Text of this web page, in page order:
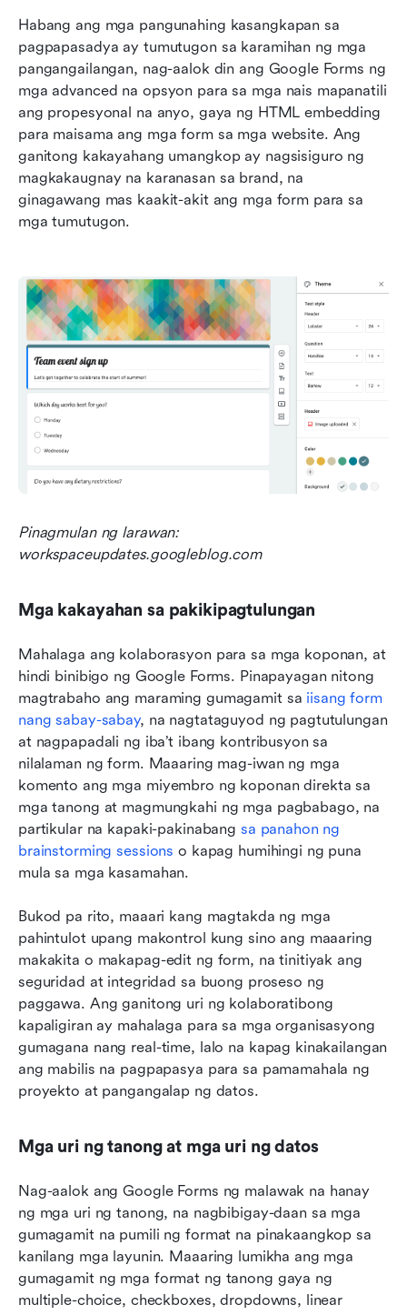
Habang ang mga pangunahing kasangkapan sa
pagpapasadya ay tumutugon sa karamihan ng mga
pangangailangan, nag-aalok din ang Google Forms ng
mga advanced na opsyon para sa mga nais mapanatili
ang propesyonal na anyo, gaya ng HTML embedding
para maisama ang mga form sa mga website. Ang
ganitong kakayahang umangkop ay nagsisiguro ng
magkakaugnay na karanasan sa brand, na
ginagawang mas kaakit-akit ang mga form para sa
mga tumutugon.
Pinagmulan ng larawan:
workspaceupdates.googleblog.com
Mga kakayahan sa pakikipagtulungan
Mahalaga ang kolaborasyon para sa mga koponan, at
hindi binibigo ng Google Forms. Pinapayagan nitong
magtrabaho ang maraming gumagamit sa iisang form
nang sabay-sabay, na nagtataguyod ng pagtutulungan
at nagpapadali ng iba’t ibang kontribusyon sa
nilalaman ng form. Maaaring mag-iwan ng mga
komento ang mga miyembro ng koponan direkta sa
mga tanong at magmungkahi ng mga pagbabago, na
partikular na kapaki-pakinabang sa panahon ng
brainstorming sessions o kapag humihingi ng puna
mula sa mga kasamahan.
Bukod pa rito, maaari kang magtakda ng mga
pahintulot upang makontrol kung sino ang maaaring
makakita o makapag-edit ng form, na tinitiyak ang
seguridad at integridad sa buong proseso ng
paggawa. Ang ganitong uri ng kolaboratibong
kapaligiran ay mahalaga para sa mga organisasyong
gumagana nang real-time, lalo na kapag kinakailangan
ang mabilis na pagpapasya para sa pamamahala ng
proyekto at pangangalap ng datos.
Mga uri ng tanong at mga uri ng datos
Nag-aalok ang Google Forms ng malawak na hanay
ng mga uri ng tanong, na nagbibigay-daan sa mga
gumagamit na pumili ng format na pinakaangkop sa
kanilang mga layunin. Maaaring lumikha ang mga
gumagamit ng mga format ng tanong gaya ng
multiple-choice, checkboxes, dropdowns, linear